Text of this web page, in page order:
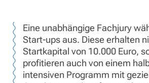
Eine unabhängige Fachjury
Start-ups aus. Diese erhalten
Startkapital von 10.000 Euro,
profitieren auch von einem
intensiven Programm mit